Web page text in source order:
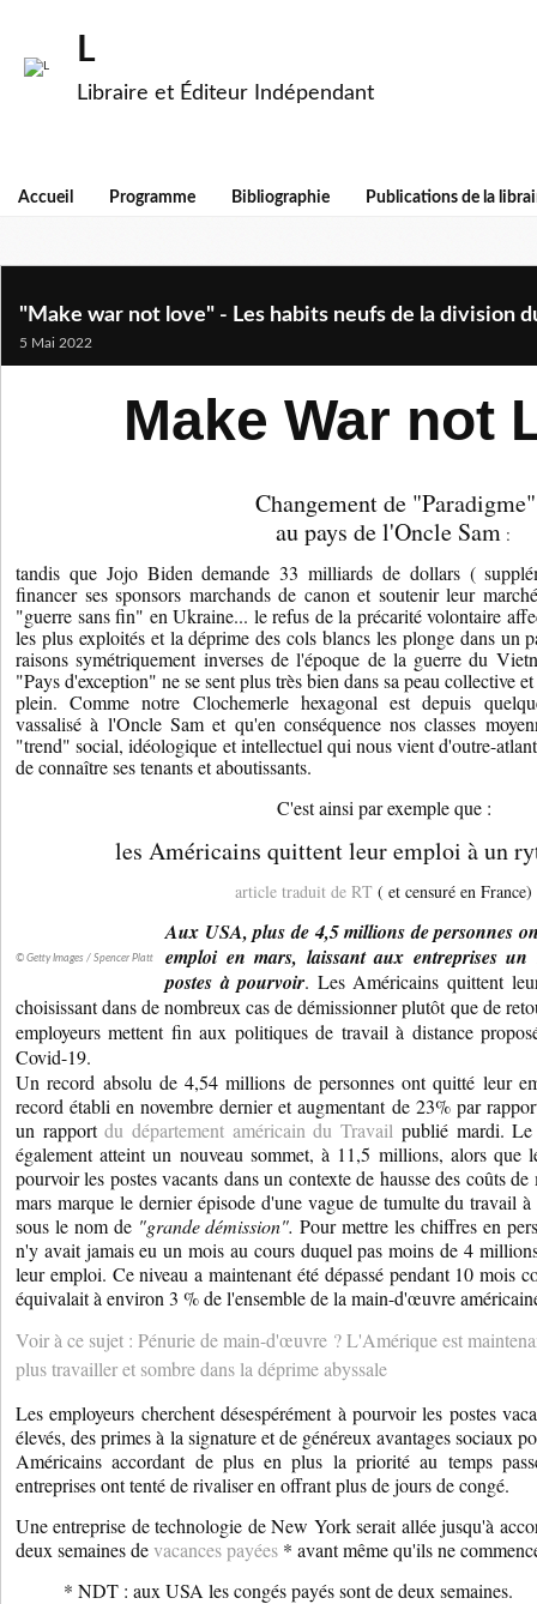
L
Libraire et Éditeur Indépendant
Accueil Programme Bibliographie Publications de la
"Make war not love" - Les habits neufs de la division
5 Mai 2022
Make War not
Changement de "Paradigme"
au pays de l'Oncle Sam:
tandis que Jojo Biden demande 33 milliards de dollars (
financer ses sponsors marchands de canon et soutenir leur
"guerre sans fin" en Ukraine... le refus de la précarité volontaire
les plus exploités et la déprime des cols blancs les plonge dans un
raisons symétriquement inverses de l'époque de la guerre du
"Pays d'exception" ne se sent plus très bien dans sa peau collective
plein. Comme notre Clochemerle hexagonal est depuis
vassalisé à l'Oncle Sam et qu'en conséquence nos classes
"trend" social, idéologique et intellectuel qui nous vient d'outre-
de connaître ses tenants et aboutissants.
C'est ainsi par exemple que :
les Américains quittent leur emploi à un
article traduit de RT ( et censuré en France)
© Getty Images / Spencer Platt
Aux USA, plus de 4,5 millions de personnes
emploi en mars, laissant aux entreprises un
postes à pourvoir. Les Américains quittent
choisissant dans de nombreux cas de démissionner plutôt que de
employeurs mettent fin aux politiques de travail à distance
Covid-19.
Un record absolu de 4,54 millions de personnes ont quitté leur
record établi en novembre dernier et augmentant de 23% par
un rapportdu département américain du Travail publié mardi.
également atteint un nouveau sommet, à 11,5 millions, alors que
pourvoir les postes vacants dans un contexte de hausse des coûts
mars marque le dernier épisode d'une vague de tumulte du travail
sous le nom de "grande démission".Pour mettre les chiffres en
n'y avait jamais eu un mois au cours duquel pas moins de 4
leur emploi. Ce niveau a maintenant été dépassé pendant 10 mois
équivalait à environ 3 % de l'ensemble de la main-d'œuvre
Voir à ce sujet : Pénurie de main-d'œuvre ? L'Amérique est
plus travailler et sombre dans la déprime abyssale
Les employeurs cherchent désespérément à pourvoir les postes
élevés, des primes à la signature et de généreux avantages sociaux
Américains accordant de plus en plus la priorité au temps
entreprises ont tenté de rivaliser en offrant plus de jours de congé.
Une entreprise de technologie de New York serait allée jusqu'à
deux semaines devacances payées * avant même qu'ils ne
* NDT : aux USA les congés payés sont de deux semaines.